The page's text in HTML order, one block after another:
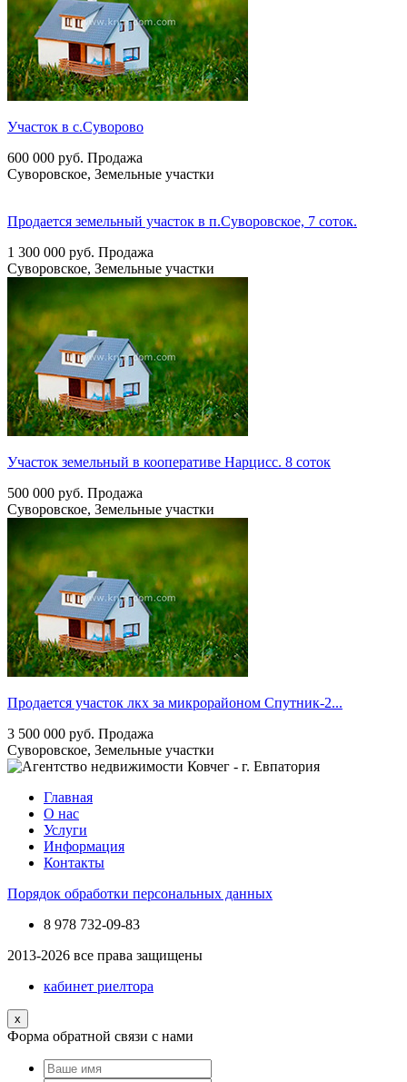
Участок в с.Суворово
600 000 руб. Продажа
Суворовское, Земельные участки
Продается земельный участок в п.Суворовское, 7 соток.
1 300 000 руб. Продажа
Суворовское, Земельные участки
Участок земельный в кооперативе Нарцисс. 8 соток
500 000 руб. Продажа
Суворовское, Земельные участки
Продается участок лкх за микрорайоном Спутник-2...
3 500 000 руб. Продажа
Суворовское, Земельные участки
Главная
О нас
Услуги
Информация
Контакты
Порядок обработки персональных данных
8 978 732-09-83
2013-2026 все права защищены
кабинет риелтора
x
Форма обратной связи с нами